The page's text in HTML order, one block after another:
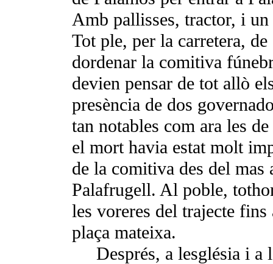
Amb pallisses, tractor, i un
Tot ple, per la carretera,
dordenar la comitiva
devien pensar de tot allò
presèn­cia de dos
tan notables com ara les
el mort havia estat molt
de la comitiva des del
Palafrugell. Al poble,
les voreres del trajecte fins
plaça mateixa.
Després, a lesglésia i